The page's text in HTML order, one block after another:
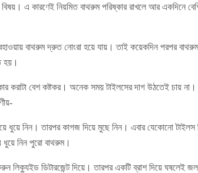
বিষয়। এ কারণেই নিয়মিত বাথরুম পরিষ্কার রাখলে আর একদিনে
বাথরুম দ্রুত নোংরা হয়ে যায়। তাই কয়েকদিন পরপর
হয়।
করাটা বেশ কষ্টকর। অনেক সময় টাইলসের দাগ উঠতেই চায়
ধুয়ে নিন। তারপর কাগজ দিয়ে মুছে নিন। এবার যেকোনো টাইলস
নিন পুরো বাথরুম।
লিক্যুইড ডিটারজেন্ট দিয়ে। তারপর একটি ব্রাশ দিয়ে